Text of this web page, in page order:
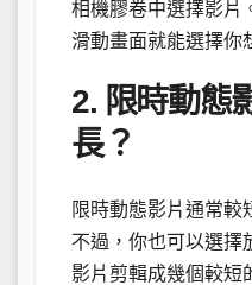
相機膠卷中選擇影片
滑動畫面就能選擇你
2. 限時動態
長？
限時動態影片通常較
不過，你也可以選擇
影片剪輯成幾個較短